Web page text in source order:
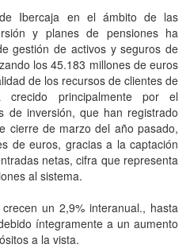
Ibercaja en el ámbito de las
y planes de pensiones ha
gestión de activos y seguros de
los 45.183 millones de euros
de los recursos de clientes de
principalmente por el
de inversión, que han registrado
cierre de marzo del año pasado,
de euros, gracias a la captación
netas, cifra que representa
al sistema.
un 2,9% interanual., hasta
íntegramente a un aumento
a la vista.